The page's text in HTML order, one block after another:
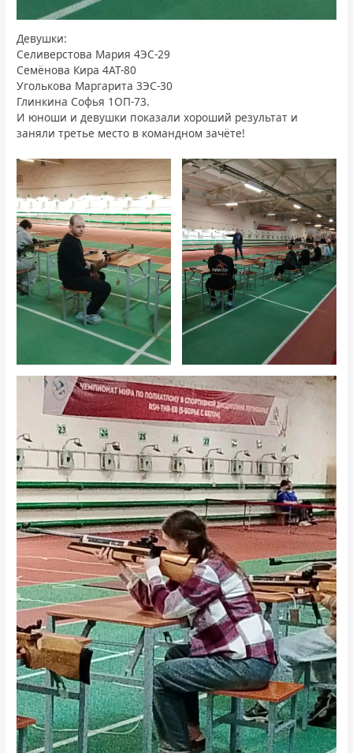
Девушки:
Селиверстова Мария 4ЭС-29
Семёнова Кира 4АТ-80
Уголькова Маргарита 3ЭС-30
Глинкина Софья 1ОП-73.
И юноши и девушки показали хороший результат и
заняли третье место в командном зачёте!